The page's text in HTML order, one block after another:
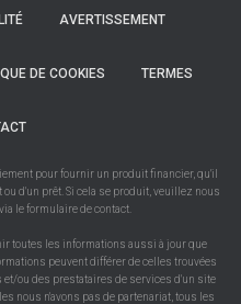
AVERTISSEMENT
DE COOKIES TERMES
pour fournir un produit financier, qu'il
d'un prêt. Si cela se produit, veuillez nous
le formulaire de contact.
toutes les informations aussi à jour que
peuvent différer de celles trouvées
ou des prestataires de services d'un site
nous n'avons pas de partenariat, tous les